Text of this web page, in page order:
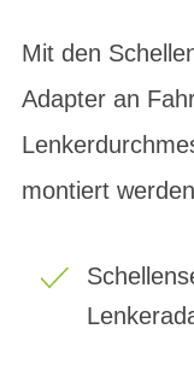
Mit den
Adapter an
montiert